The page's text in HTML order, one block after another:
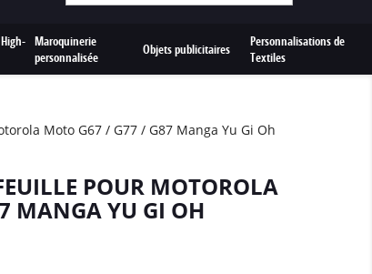
Maroquinerie
personnalisée
Objets publicitaires
Personnalisations de
Textiles
Moto G67 / G77 / G87 Manga Yu Gi Oh
POUR MOTOROLA
MANGA YU GI OH